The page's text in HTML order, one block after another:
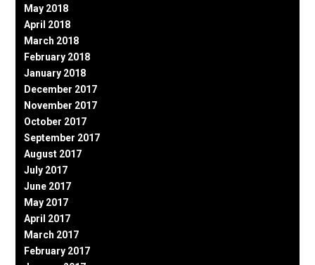
May 2018
April 2018
March 2018
February 2018
January 2018
December 2017
November 2017
October 2017
September 2017
August 2017
July 2017
June 2017
May 2017
April 2017
March 2017
February 2017